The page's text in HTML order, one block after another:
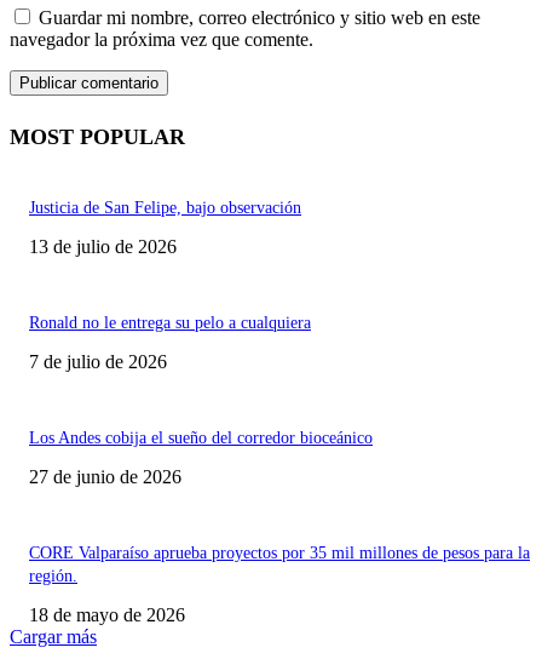
Guardar mi nombre, correo electrónico y sitio web en este
navegador la próxima vez que comente.
MOST POPULAR
Justicia de San Felipe, bajo observación
13 de julio de 2026
Ronald no le entrega su pelo a cualquiera
7 de julio de 2026
Los Andes cobija el sueño del corredor bioceánico
27 de junio de 2026
CORE Valparaíso aprueba proyectos por 35 mil millones de pesos para la
región.
18 de mayo de 2026
Cargar más